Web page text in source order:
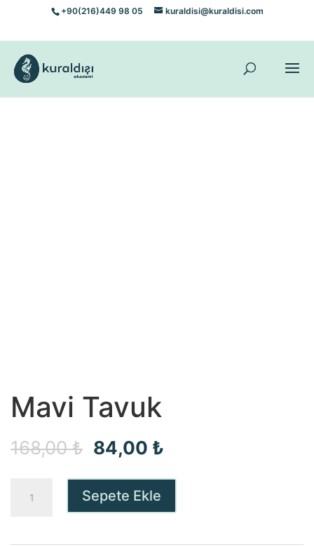
+90(216)449 98 05 kuraldisi@kuraldisi.com
Mavi Tavuk
168,00₺ Orijinal
fiyat:
168,00 ₺.
84,00 ₺
andaki
Tavuk
Sepete Ekle